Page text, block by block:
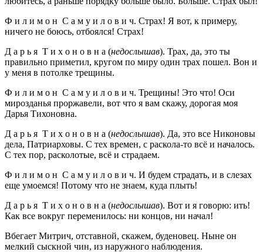
Ф и л и м о н С а м у и л о в и ч. Страх! Я вот, к примеру,
ничего не боюсь, отбоялся! Страх!
Д а р ь я Т и х о н о в н а (недослышав). Трах, да, это ты
правильно приметил, кругом по миру один трах пошел. Вон и
у меня в потолке трещины.
Ф и л и м о н С а м у и л о в и ч. Трещины! Это что! Оси
мирозданья проржавели, вот что я вам скажу, дорогая моя
Дарья Тихоновна.
Д а р ь я Т и х о н о в н а (недослышав). Да, это все Никоновы
дела, Патриарховы. С тех времен, с раскола-то всё и началось.
С тех пор, расколотые, всё и страдаем.
Ф и л и м о н С а м у и л о в и ч. И будем страдать, и в слезах
еще умоемся! Потому что не знаем, куда плыть!
Д а р ь я Т и х о н о в н а (недослышав). Вот и я говорю: ить!
Как все вокруг переменилось: ни концов, ни начал!
Вбегает Митрич, отставной, скажем, буденовец. Ныне он
мелкий сыскной чин, из наружного наблюдения.